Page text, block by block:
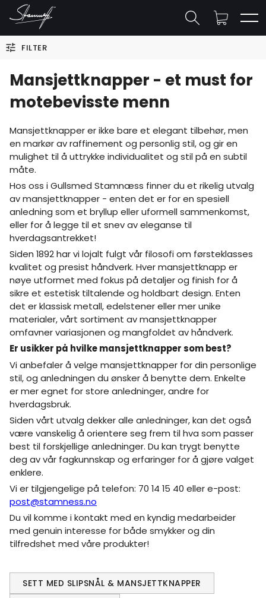
FILTER
Mansjettknapper - et must for
motebevisste menn
Mansjettknapper er ikke bare et elegant tilbehør, men
en markør av raffinement og personlig stil, og gir en
mulighet til å uttrykke individualitet og stil på en subtil
måte.
Hos oss i Gullsmed Stamnæss finner du et rikelig utvalg
av mansjettknapper - enten det er for en spesiell
anledning som et bryllup eller uformell sammenkomst,
eller for å legge til et snev av eleganse til
hverdagsantrekket!
Siden 1892 har vi lojalt fulgt vår filosofi om førsteklasses
kvalitet og presist håndverk. Hver mansjettknapp er
nøye utformet med fokus på detaljer og finish for å
sikre et estetisk tiltalende og holdbart design. Enten
det er klassisk metall, edelstener eller mer unike
materialer, vårt sortiment av mansjettknapper
omfavner variasjonen og mangfoldet av håndverk.
Er usikker på hvilke mansjettknapper som best?
Vi anbefaler å velge mansjettknapper for din personlige
stil, og anledningen du ønsker å benytte dem. Enkelte
er mer egnet for store anledninger, andre for
hverdagsbruk.
Siden vårt utvalg dekker alle anledninger, kan det også
være vanskelig å orientere seg frem til hva som passer
best til forskjellige anledninger. Du kan trygt benytte
deg av vår fagkunnskap og erfaringer for å gjøre valget
enklere.
Vi er tilgjengelige på telefon: 70 14 15 40 eller e-post:
post@stamness.no
Du vil komme i kontakt med en kyndig medarbeider
med genuin interesse for både smykker og din
tilfredshet med våre produkter!
SETT MED SLIPSNÅL & MANSJETTKNAPPER